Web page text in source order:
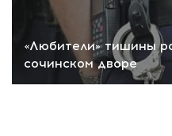
«Любители» тишины
сочинском дворе